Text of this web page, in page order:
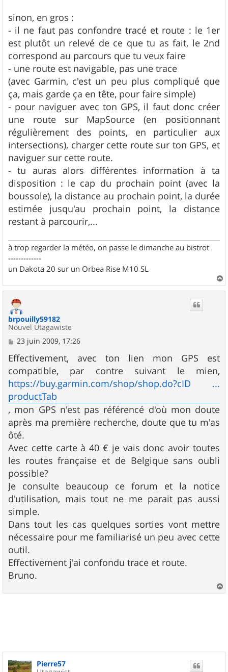
sinon, en gros :
- il ne faut pas confondre tracé et route : le 1er
est plutôt un relevé de ce que tu as fait, le 2nd
correspond au parcours que tu veux faire
- une route est navigable, pas une trace
(avec Garmin, c'est un peu plus compliqué que
ça, mais garde ça en tête, pour faire simple)
- pour naviguer avec ton GPS, il faut donc créer
une route sur MapSource (en positionnant
régulièrement des points, en particulier aux
intersections), charger cette route sur ton GPS, et
naviguer sur cette route.
- tu auras alors différentes information à ta
disposition : le cap du prochain point (avec la
boussole), la distance au prochain point, la durée
estimée jusqu'au prochain point, la distance
restant à parcourir,...
à trop regarder la météo, on passe le dimanche au bistrot
-------------
un Dakota 20 sur un Orbea Rise M10 SL
a
brpouilly59182
Nouvel Utagawiste
M
s
s
a
g
e
23 juin 2009, 17:26
Effectivement, avec ton lien mon GPS est
compatible, par contre suivant le mien,
https://buy.garmin.com/shop/shop.do?cID ...
productTab
, mon GPS n'est pas référencé d'où mon doute
après ma première recherche, doute que tu m'as
ôté.
Avec cette carte à 40 € je vais donc avoir toutes
les routes française et de Belgique sans oubli
possible?
Je consulte beaucoup ce forum et la notice
d'utilisation, mais tout ne me parait pas aussi
simple.
Dans tout les cas quelques sorties vont mettre
nécessaire pour me familiarisé un peu avec cette
outil.
Effectivement j'ai confondu trace et route.
Bruno.
a
Pierre57